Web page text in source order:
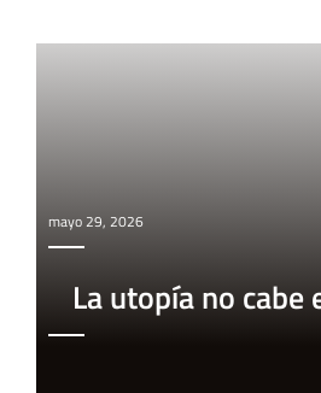
mayo 29, 2026
La utopía no cabe